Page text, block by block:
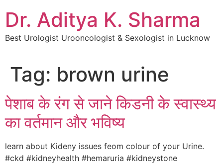
Dr. Aditya K. Sharma
Best Urologist Urooncologist & Sexologist in Lucknow
Tag: brown urine
पेशाब के रंग से जाने किडनी के स्वास्थ्य
का वर्तमान और भविष्य
learn about Kideny issues feom colour of your Urine.
#ckd #kidneyhealth #hemaruria #kidneystone